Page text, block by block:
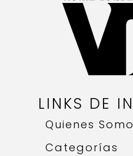
LINKS DE
Quienes
Categorías